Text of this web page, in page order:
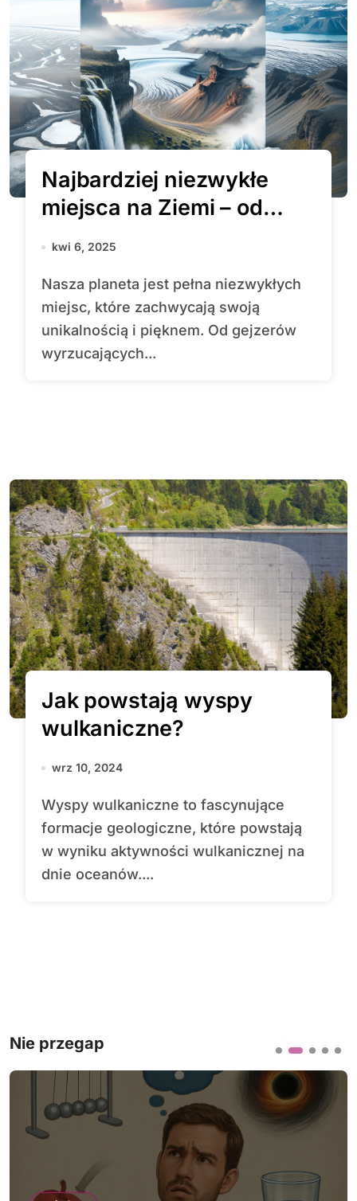
Najbardziej niezwykłe
miejsca na Ziemi – od
gejzerów po lodowce
kwi 6, 2025
Nasza planeta jest pełna niezwykłych
miejsc, które zachwycają swoją
unikalnością i pięknem. Od gejzerów
wyrzucających...
Jak powstają wyspy
wulkaniczne?
wrz 10, 2024
Wyspy wulkaniczne to fascynujące
formacje geologiczne, które powstają
w wyniku aktywności wulkanicznej na
dnie oceanów....
Nie przegap